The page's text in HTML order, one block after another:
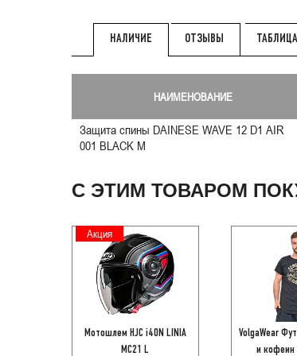
НАЛИЧИЕ ОТЗЫВЫ
НАИМЕНОВАНИЕ
Защита спины DAINESE WAVE 12 D1 AIR
001 BLACK M
С ЭТИМ ТОВАРОМ
Акция
Мотошлем HJC i40N LINIA
MC21 L
VolgaWear
и кофеин